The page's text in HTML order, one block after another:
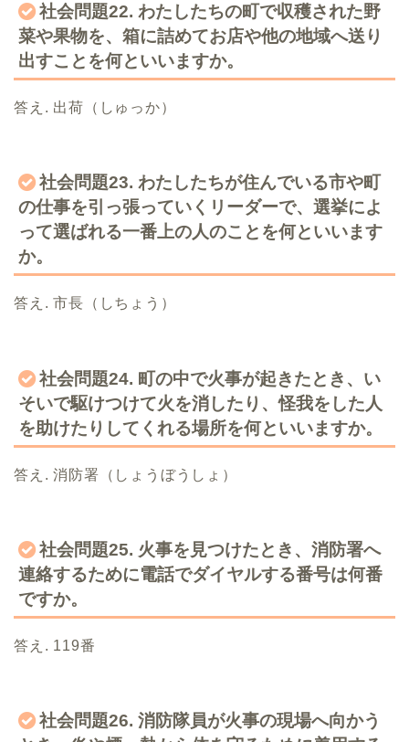
社会問題22. わたしたちの町で収穫された野
菜や果物を、箱に詰めてお店や他の地域へ送り
出すことを何といいますか。
答え. 出荷（しゅっか）
社会問題23. わたしたちが住んでいる市や町
の仕事を引っ張っていくリーダーで、選挙によ
って選ばれる一番上の人のことを何といいます
か。
答え. 市長（しちょう）
社会問題24. 町の中で火事が起きたとき、い
そいで駆けつけて火を消したり、怪我をした人
を助けたりしてくれる場所を何といいますか。
答え. 消防署（しょうぼうしょ）
社会問題25. 火事を見つけたとき、消防署へ
連絡するために電話でダイヤルする番号は何番
ですか。
答え. 119番
社会問題26. 消防隊員が火事の現場へ向かう